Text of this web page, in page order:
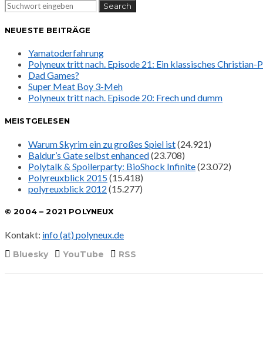
Search
NEUESTE BEITRÄGE
Yamatoderfahrung
Polyneux tritt nach. Episode 21: Ein klassisches Christian-
Dad Games?
Super Meat Boy 3-Meh
Polyneux tritt nach. Episode 20: Frech und dumm
MEISTGELESEN
Warum Skyrim ein zu großes Spiel ist(24.921)
Baldur’s Gate selbst enhanced(23.708)
Polytalk & Spoilerparty: BioShock Infinite(23.072)
Polyreuxblick 2015(15.418)
polyreuxblick 2012 (15.277)
© 2004 – 2021 POLYNEUX
Kontakt: info (at) polyneux.de
Bluesky YouTube RSS